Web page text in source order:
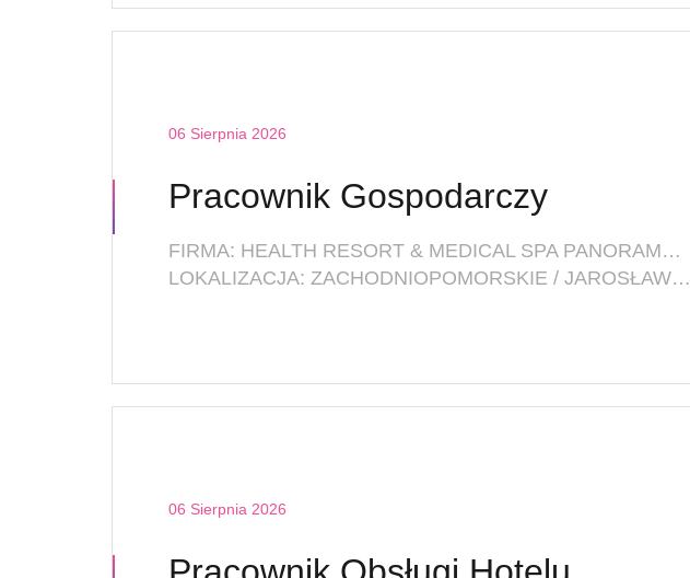
06 Sierpnia 2026
Pracownik Gospodarczy
FIRMA: HEALTH RESORT & MEDICAL SPA PANORAMA MORSKA
LOKALIZACJA: ZACHODNIOPOMORSKIE / JAROSŁAWIEC (POW. SŁAWIEŃSKI, GM. POSTOMINO)
06 Sierpnia 2026